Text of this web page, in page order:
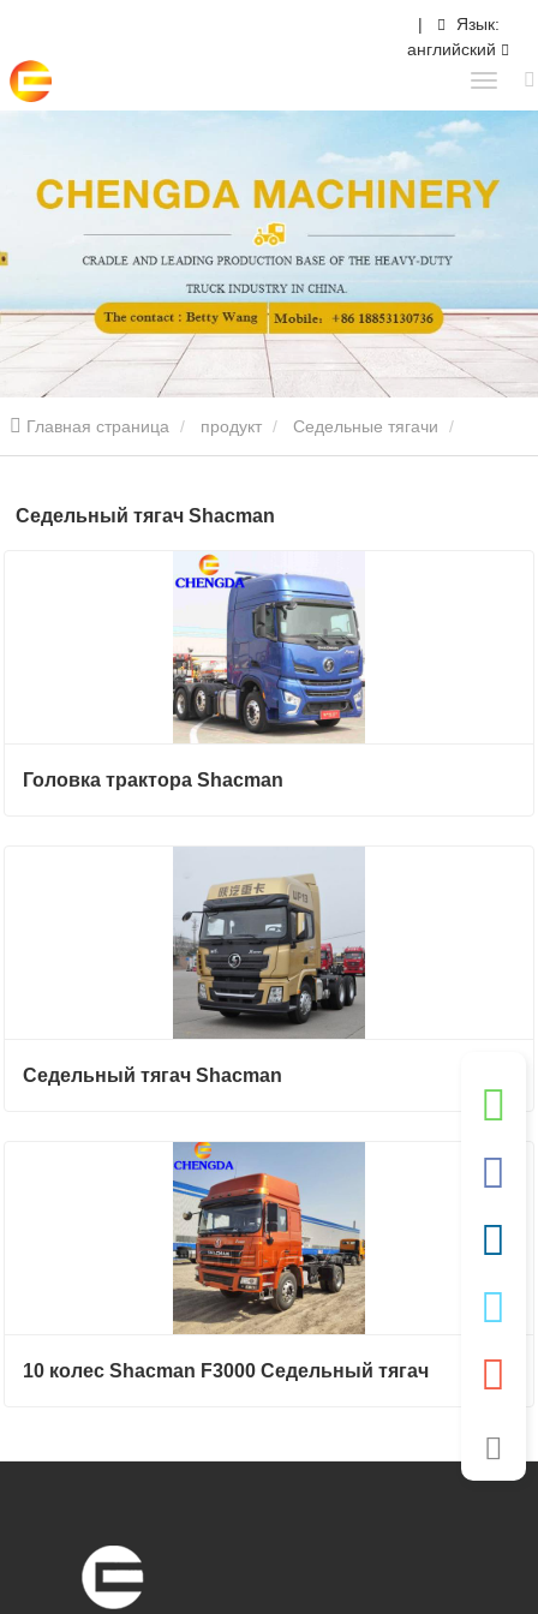
|
Язык:
английский
Главная страница продукт Седельные тягачи
Седельный тягач Shacman
Головка трактора Shacman
Седельный тягач Shacman
10 колес Shacman F3000 Седельный тягач